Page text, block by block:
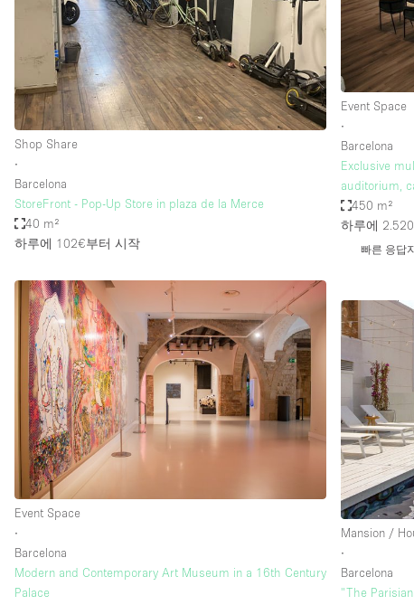
Shop Share
∙
Barcelona
StoreFront - Pop-Up Store in plaza de la Merce
40 m²
하루에 102€부터 시작
Event Space
∙
Barcelona
Exclusive
auditorium,
450 m²
하루에
빠른 응답
Event Space
∙
Barcelona
Modern and Contemporary Art Museum in a 16th Century
Palace
Mansion /
∙
Barcelona
"The